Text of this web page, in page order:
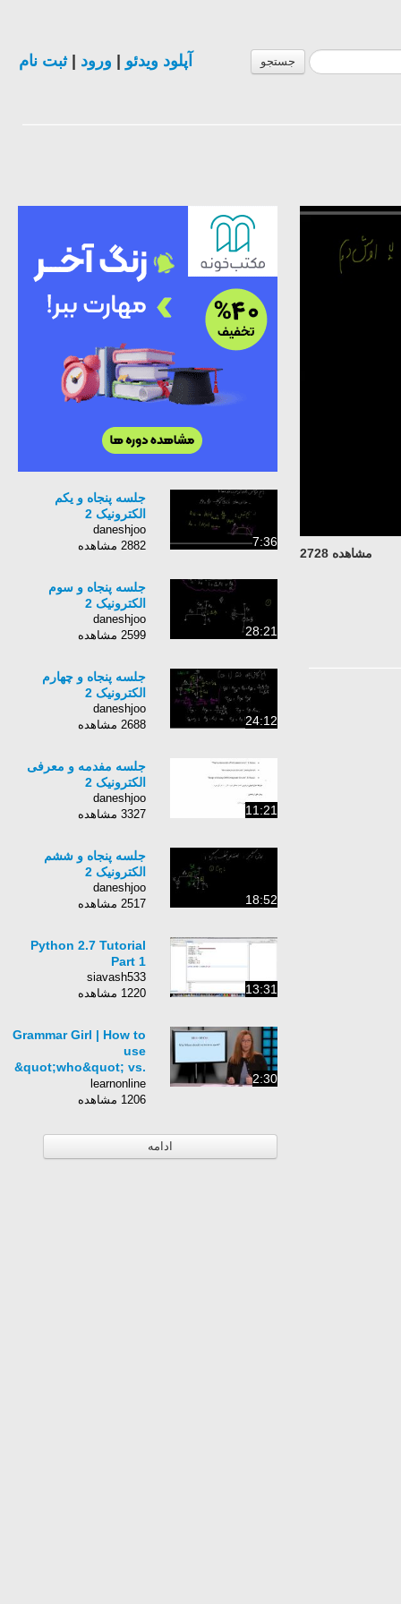
جستجو آپلود ویدئو ورود |ثبت نام
مشاهده 2728
7:36
جلسه پنجاه و یکم
الکترونیک 2
daneshjoo
2882 مشاهده
28:21
جلسه پنجاه و سوم
الکترونیک 2
daneshjoo
2599 مشاهده
24:12
جلسه پنجاه و چهارم
الکترونیک 2
daneshjoo
2688 مشاهده
11:21
جلسه مفدمه و معرفی
الکترونیک 2
daneshjoo
3327 مشاهده
18:52
جلسه پنجاه و ششم
الکترونیک 2
daneshjoo
2517 مشاهده
13:31
Python 2.7 Tutorial
Part 1
siavash533
1220 مشاهده
2:30
Grammar Girl | How to
use
&quot;who&quot; vs.
&quot;whom&quot;
learnonline
1206 مشاهده
ادامه